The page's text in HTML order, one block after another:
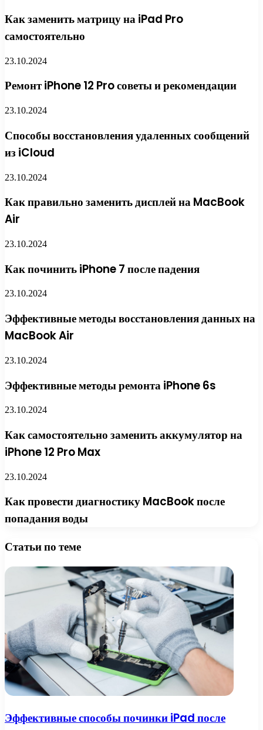
Как заменить матрицу на iPad Pro
самостоятельно
23.10.2024
Ремонт iPhone 12 Pro советы и рекомендации
23.10.2024
Способы восстановления удаленных сообщений
из iCloud
23.10.2024
Как правильно заменить дисплей на MacBook
Air
23.10.2024
Как починить iPhone 7 после падения
23.10.2024
Эффективные методы восстановления данных на
MacBook Air
23.10.2024
Эффективные методы ремонта iPhone 6s
23.10.2024
Как самостоятельно заменить аккумулятор на
iPhone 12 Pro Max
23.10.2024
Как провести диагностику MacBook после
попадания воды
Статьи по теме
Эффективные способы починки iPad после